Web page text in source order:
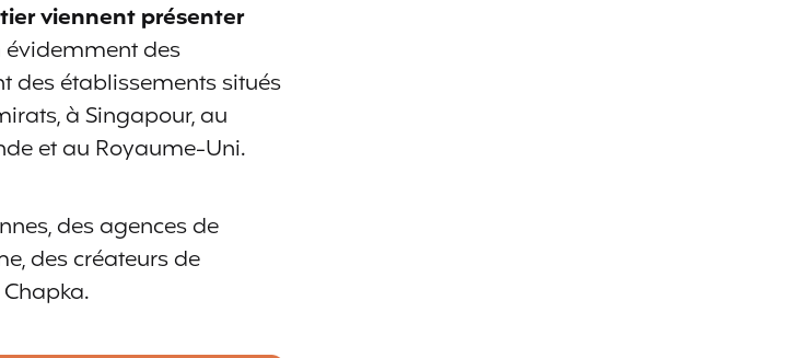
viennent présenter
évidemment des
des établissements situés
à Singapour, au
et au Royaume-Uni.
des agences de
des créateurs de